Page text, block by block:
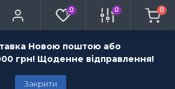
Новою поштою або
грн! Щоденне відправлення!
Закрити
0 0 0